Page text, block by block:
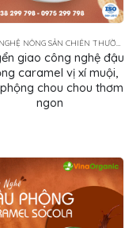
CÔNG NGHỆ NÔNG SẢN CHIÊN THƯỜNG TẨM GIA VỊ
giao công nghệ đậu
caramel vị xí muội,
chou chou thơm
ngon